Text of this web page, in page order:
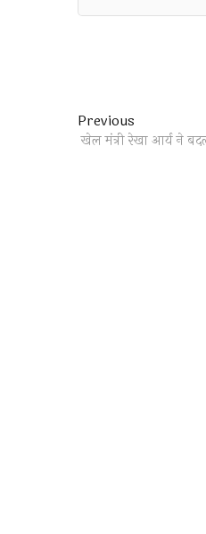
Post
navigation
Previous
post:
खेल मंत्री रेखा आर्य ने